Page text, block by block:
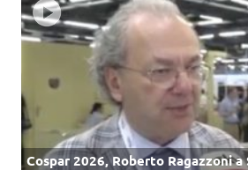
Cospar 2026, Roberto Ragazzoni a